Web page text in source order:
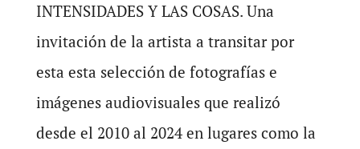
INTENSIDADES Y LAS COSAS. Una
invitación de la artista a transitar por
esta esta selección de fotografías e
imágenes audiovisuales que realizó
desde el 2010 al 2024 en lugares como la